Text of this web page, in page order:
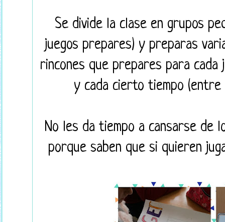
Se divide la clase en grupos
juegos prepares) y preparas
rincones que prepares para cada
y cada cierto tiempo (entre
No les da tiempo a cansarse de
porque saben que si quieren